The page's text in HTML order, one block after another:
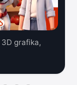
grafika,